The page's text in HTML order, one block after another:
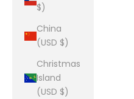
$)
China
(USD $)
Christmas
Island
(USD $)